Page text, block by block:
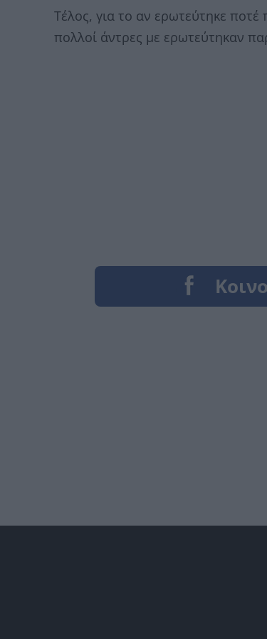
Τέλος, για το αν ερωτεύτηκε
πολλοί άντρες με ερωτεύτηκαν